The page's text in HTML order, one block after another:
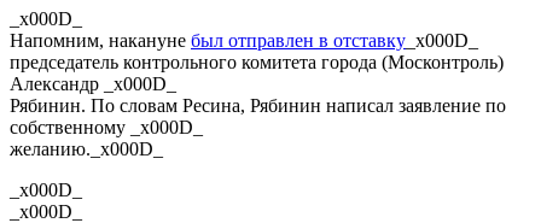
_x000D_
Напомним, накануне был отправлен в отставку _x000D_
председатель контрольного комитета города (Москонтроль)
Александр _x000D_
Рябинин. По словам Ресина, Рябинин написал заявление по
собственному _x000D_
желанию._x000D_
_x000D_
_x000D_